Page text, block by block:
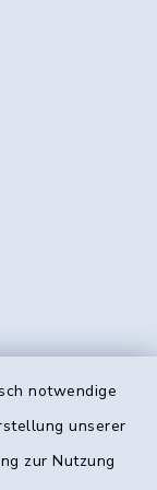
notwendige
unserer
zur Nutzung